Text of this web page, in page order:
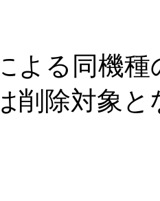
よる同機種
削除対象と